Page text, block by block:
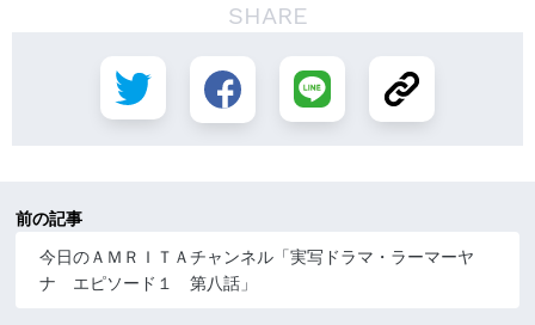
SHARE
前の記事
今日のＡＭＲＩＴＡチャンネル「実写ドラマ・ラーマーヤ
ナ エピソード１ 第八話」